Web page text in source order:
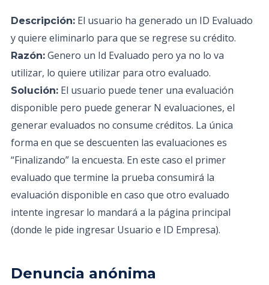
Descripción: El usuario ha generado un ID Evaluado
y quiere eliminarlo para que se regrese su crédito.
Razón: Genero un Id Evaluado pero ya no lo va
utilizar, lo quiere utilizar para otro evaluado.
Solución: El usuario puede tener una evaluación
disponible pero puede generar N evaluaciones, el
generar evaluados no consume créditos. La única
forma en que se descuenten las evaluaciones es
“Finalizando” la encuesta. En este caso el primer
evaluado que termine la prueba consumirá la
evaluación disponible en caso que otro evaluado
intente ingresar lo mandará a la página principal
(donde le pide ingresar Usuario e ID Empresa).
Denuncia anónima